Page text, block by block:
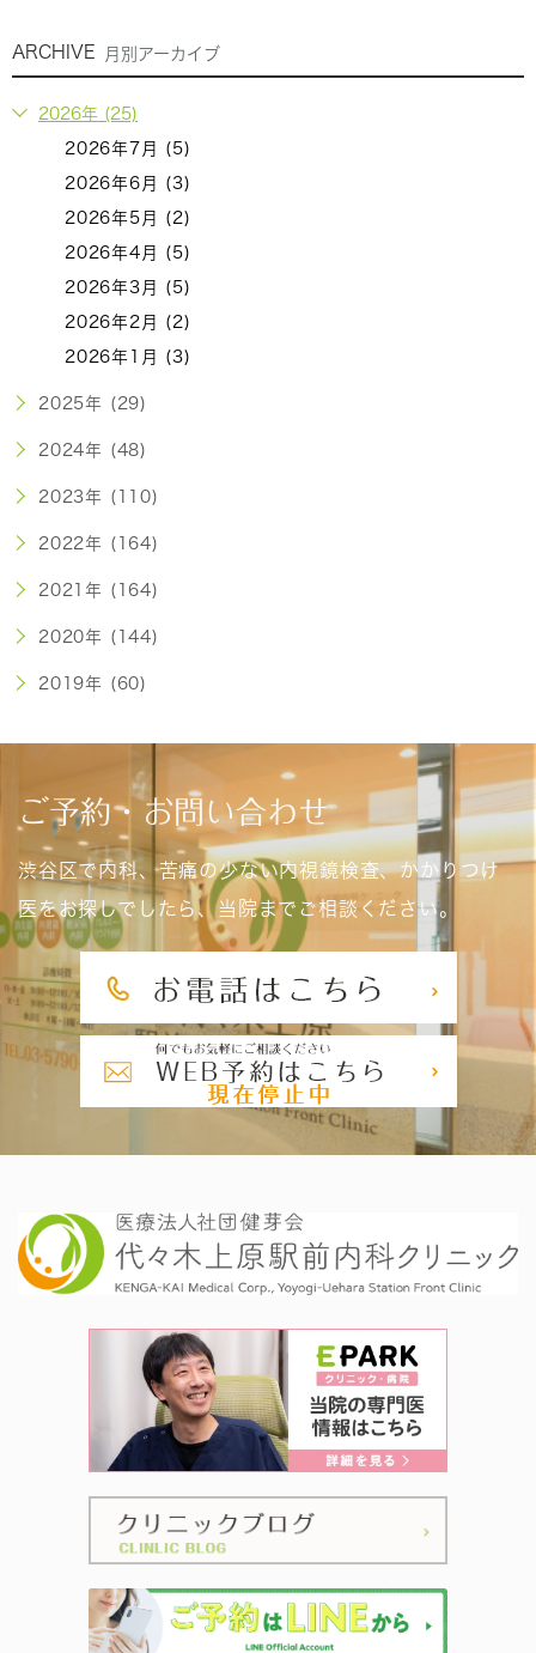
ARCHIVE 月別アーカイブ
2026年 (25)
2026年7月 (5)
2026年6月 (3)
2026年5月 (2)
2026年4月 (5)
2026年3月 (5)
2026年2月 (2)
2026年1月 (3)
2025年 (29)
2024年 (48)
2023年 (110)
2022年 (164)
2021年 (164)
2020年 (144)
2019年 (60)
ご予約・お問い合わせ
渋谷区で内科、苦痛の少ない内視鏡検査、かかりつけ
医をお探しでしたら、当院までご相談ください。